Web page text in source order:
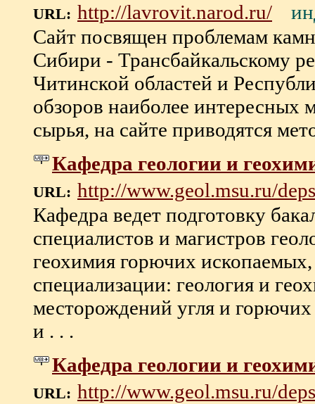
URL: http://lavrovit.narod.ru/
Сайт посвящен проблемам
Сибири - Трансбайкальскому
Читинской областей и
обзоров наиболее интересных
сырья, на сайте приводятся
Кафедра геологии и
URL: http://www.geol.msu.ru/
Кафедра ведет подготовку
специалистов и магистров
геохимия горючих
специализации: геология и
месторождений угля и
и . . .
Кафедра геологии и
URL: http://www.geol.msu.ru/